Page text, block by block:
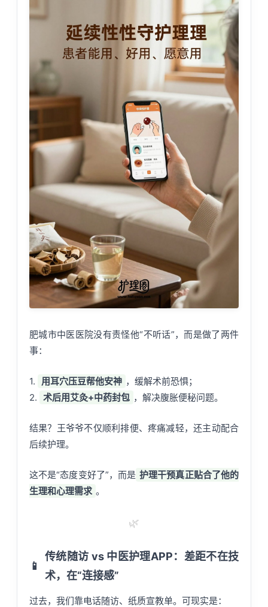
肥城市中医医院没有责怪他“不听话”，而是做了两件
事：
1. 用耳穴压豆帮他安神 ，缓解术前恐惧；
2. 术后用艾灸+中药封包 ，解决腹胀便秘问题。
结果？王爷爷不仅顺利排便、疼痛减轻，还主动配合
后续护理。
这不是“态度变好了”，而是 护理干预真正贴合了他的
生理和心理需求 。
🌿
📱
传统随访 vs 中医护理APP：差距不在技
术，在“连接感”
过去，我们靠电话随访、纸质宣教单。可现实是：